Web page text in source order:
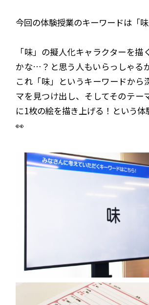
今回の体験授業のキーワードは「味
「味」の擬人化キャラクターを描
かな…？と思う人もいらっしゃる
これ「味」というキーワードから
マを見つけ出し、そしてそのテー
に1枚の絵を描き上げる！という体
👀